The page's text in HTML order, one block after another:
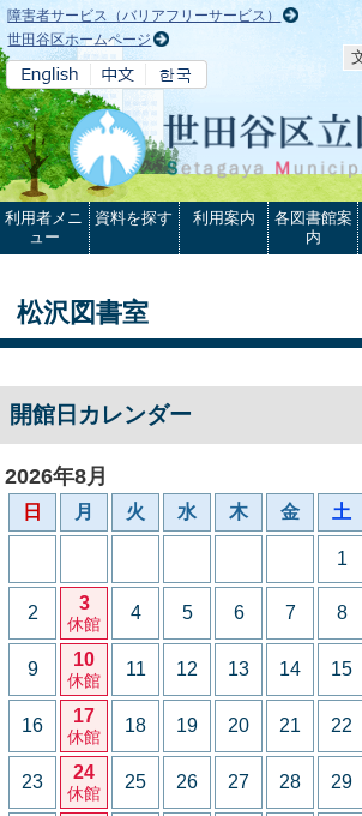
本文へ
障害者サービス（バリアフリーサービス）
世田谷区ホームページ
利用者メニ
ュー
資料を探す 利用案内
各図書館案
内
松沢図書室
開館日カレンダー
2026年8月
日 月 火 水 木 金 土
1
2 3
休館
4 5 6 7 8
9 10
休館
11 12 13 14 15
16 17
休館
18 19 20 21 22
23 24
休館
25 26 27 28 29